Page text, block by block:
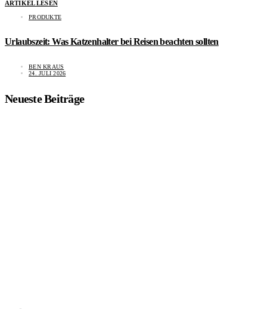
ARTIKEL LESEN
PRODUKTE
Urlaubszeit: Was Katzenhalter bei Reisen beachten sollten
BEN KRAUS
24. JULI 2026
Neueste Beiträge